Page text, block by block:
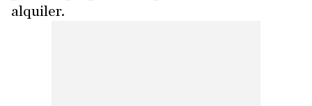
alquiler.